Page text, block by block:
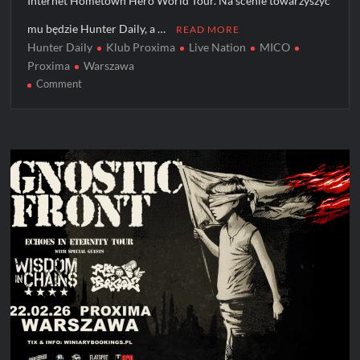
mu będzie Hunter Daily, a … READ MORE
Hunter Daily Klub Proxima Live Nation
MICO
Proxima
Warszawa
Commenton
w
warszawskiej
Proximie!